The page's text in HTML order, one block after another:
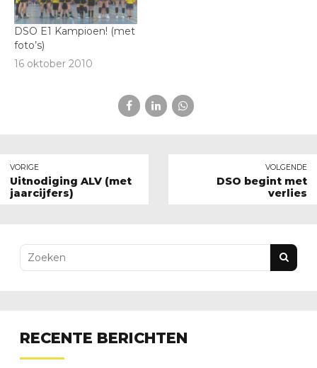
DSO E1 Kampioen! (met
foto’s)
16 oktober 2010
VORIGE
Uitnodiging ALV (met
jaarcijfers)
VOLGENDE
DSO begint met
verlies
RECENTE BERICHTEN